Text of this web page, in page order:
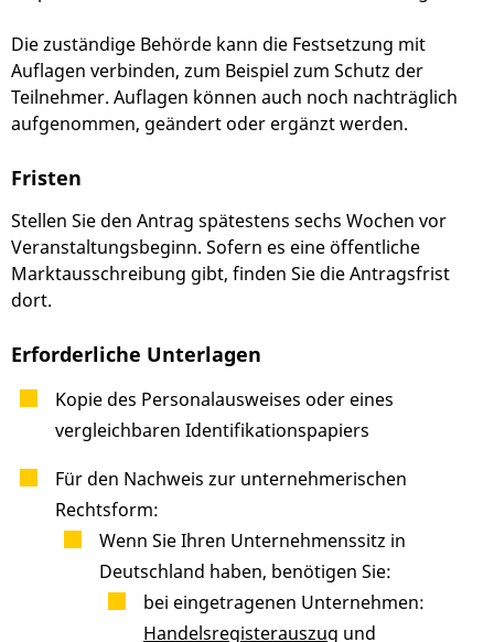
Die zuständige Behörde kann die Festsetzung mit
Auflagen verbinden, zum Beispiel zum Schutz der
Teilnehmer. Auflagen können auch noch nachträglich
aufgenommen, geändert oder ergänzt werden.
Fristen
Stellen Sie den Antrag spätestens sechs Wochen vor
Veranstaltungsbeginn. Sofern es eine öffentliche
Marktausschreibung gibt, finden Sie die Antragsfrist
dort.
Erforderliche Unterlagen
Kopie des Personalausweises oder eines
vergleichbaren Identifikationspapiers
Für den Nachweis zur unternehmerischen
Rechtsform:
Wenn Sie Ihren Unternehmenssitz in
Deutschland haben, benötigen Sie:
bei eingetragenen Unternehmen:
Handelsregisterauszug und